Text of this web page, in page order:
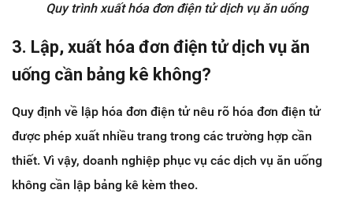
Quy trình xuất hóa đơn điện tử dịch vụ ăn uống
3. Lập, xuất hóa đơn điện tử dịch vụ ăn
uống cần bảng kê không?
Quy định về lập hóa đơn điện tử nêu rõ hóa đơn điện tử
được phép xuất nhiều trang trong các trường hợp cần
thiết. Vì vậy, doanh nghiệp phục vụ các dịch vụ ăn uống
không cần lập bảng kê kèm theo.